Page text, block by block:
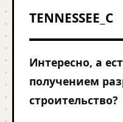
TENNESSEE_C
Интересно, а
получением
строительство?